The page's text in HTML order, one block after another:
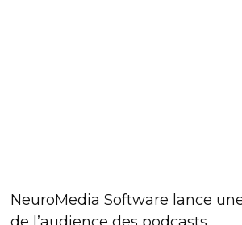
NeuroMedia Software lance